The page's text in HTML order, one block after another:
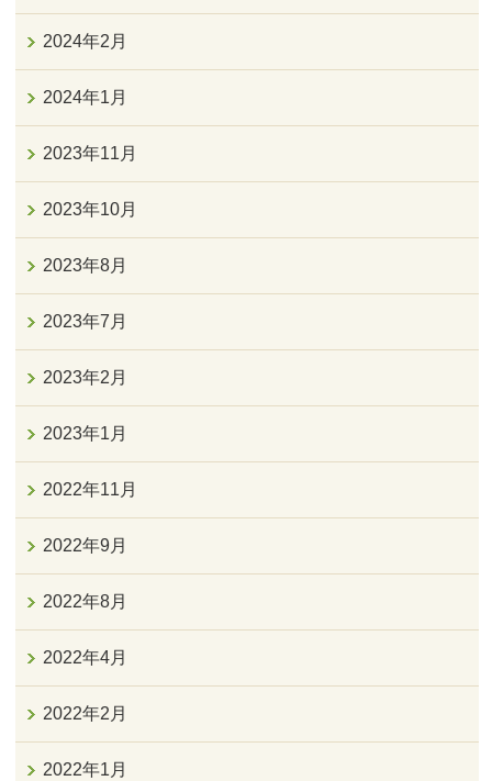
2024年2月
2024年1月
2023年11月
2023年10月
2023年8月
2023年7月
2023年2月
2023年1月
2022年11月
2022年9月
2022年8月
2022年4月
2022年2月
2022年1月